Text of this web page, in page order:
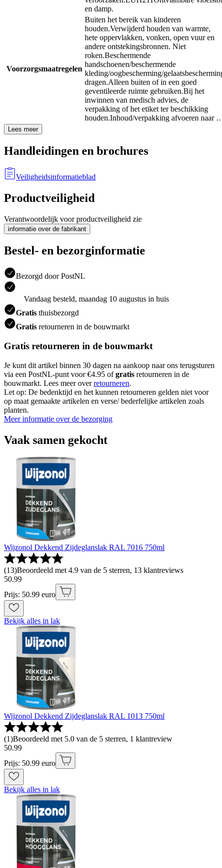
en damp.
Voorzorgsmaatregelen
Buiten het bereik van kinderen
houden.Verwijderd houden van warmte,
hete oppervlakken, vonken, open vuur en
andere ontstekingsbronnen. Niet
roken.Beschermende
handschoenen/beschermende
kleding/oogbescherming/
dragen.Alleen buiten of in een goed
geventileerde ruimte gebruiken.Bij het
inwinnen van medisch advies, de
verpakking of het etiket ter beschikking
houden.Inhoud/verpakking afvoeren naar
Lees meer
Handleidingen en brochures
Veiligheidsinformatieblad
Productveiligheid
Verantwoordelijk voor productveiligheid zie
informatie over de fabrikant
Bestel- en bezorginformatie
Bezorgd door PostNL
Vandaag besteld, maandag 10 augustus in huis
Gratis thuisbezorgd
Gratis retourneren in de bouwmarkt
Gratis retourneren in de bouwmarkt
Je kunt dit artikel binnen 30 dagen na aankoop naar ons terugsturen
via een PostNL-punt voor €4.95 ofgratis retourneren in de
bouwmarkt. Lees meer overretourneren.
Let op: De bedenktijd en het kunnen retourneren gelden niet voor
op maat gemaakte artikelen en verse/ bederfelijke artikelen zoals
planten.
Meer informatie over de bezorging
Vaak samen gekocht
Wijzonol Dekkend Zijdeglanslak RAL 7016 750ml
(13)Beoordeeld met 4.9 van de 5 sterren, 13 klantreviews
50.99
Prijs: 50.99 euro
Bekijk alles in lak
Wijzonol Dekkend Zijdeglanslak RAL 1013 750ml
(1)Beoordeeld met 5.0 van de 5 sterren, 1 klantreview
50.99
Prijs: 50.99 euro
Bekijk alles in lak